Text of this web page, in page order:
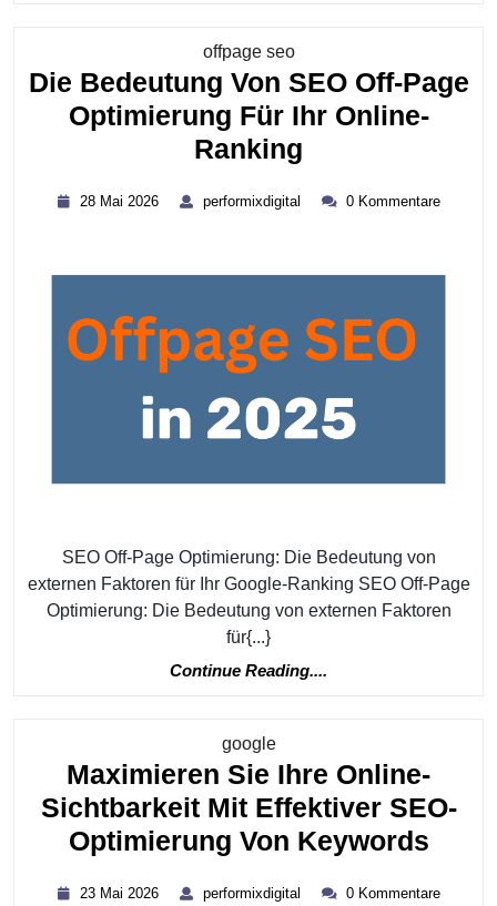
offpage seoKategorie
Die Bedeutung Von SEO Off-Page
Optimierung Für Ihr Online-
Ranking
Von
Off-
Page
Optimierung
Ihr
Online-
Ranking
28 Mai 2026 performixdigital performixdigital
0 Kommentare
SEO Off-Page Optimierung: Die Bedeutung von
externen Faktoren für Ihr Google-Ranking SEO Off-Page
Optimierung: Die Bedeutung von externen Faktoren
für{...}
Continue Reading....
googleKategorie
Maximieren Sie Ihre Online-
Sichtbarkeit Mit Effektiver SEO-
Optimierung Von Keywords
23 Mai 2026 performixdigital performixdigital
0 Kommentare